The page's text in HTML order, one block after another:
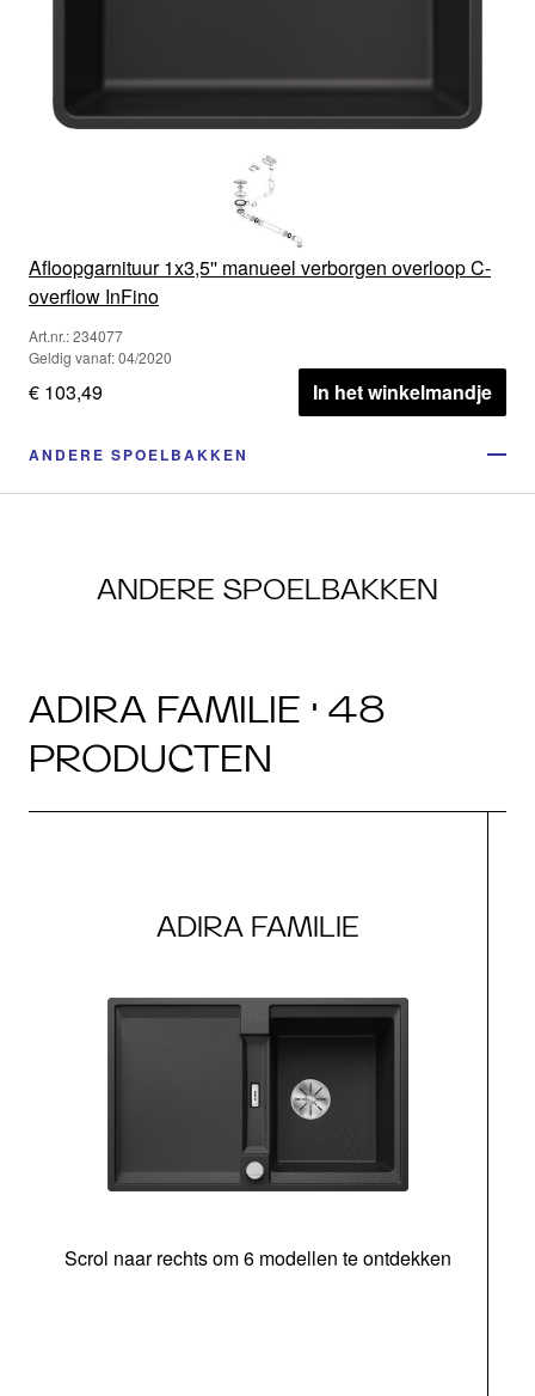
Afloopgarnituur 1x3,5'' manueel verborgen overloop C-
overflow InFino
Art.nr.: 234077
Geldig vanaf: 04/2020
€ 103,49 In het winkelmandje
ANDERE SPOELBAKKEN
ANDERE SPOELBAKKEN
ADIRA FAMILIE · 48
PRODUCTEN
ADIRA FAMILIE
Scrol naar rechts om 6 modellen te ontdekken